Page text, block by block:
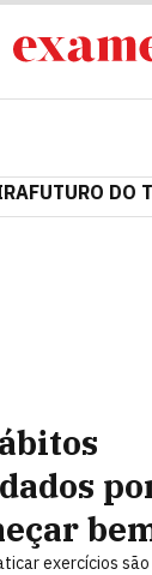
FUTURO DO
exercícios